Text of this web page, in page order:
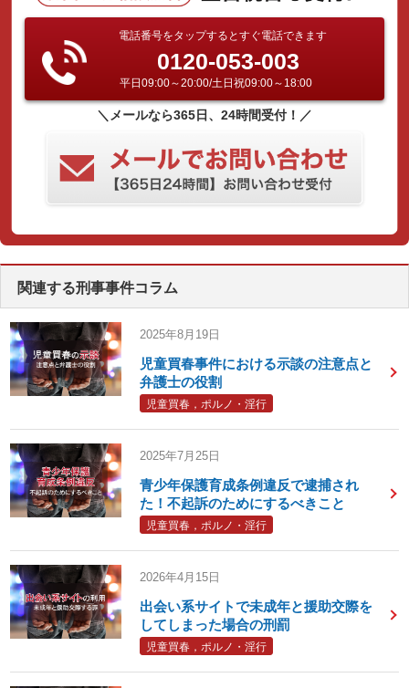
電話番号をタップするとすぐ電話できます
0120-053-003
平日09:00～20:00/土日祝09:00～18:00
＼メールなら365日、24時間受付！／
関連する刑事事件コラム
2025年8月19日
児童買春事件における示談の注意点と
弁護士の役割
児童買春，ポルノ・淫行
2025年7月25日
青少年保護育成条例違反で逮捕され
た！不起訴のためにするべきこと
児童買春，ポルノ・淫行
2026年4月15日
出会い系サイトで未成年と援助交際を
してしまった場合の刑罰
児童買春，ポルノ・淫行